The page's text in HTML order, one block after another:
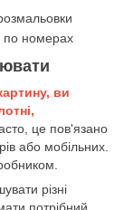
ви
це пов'язано
або мобільних.
різні